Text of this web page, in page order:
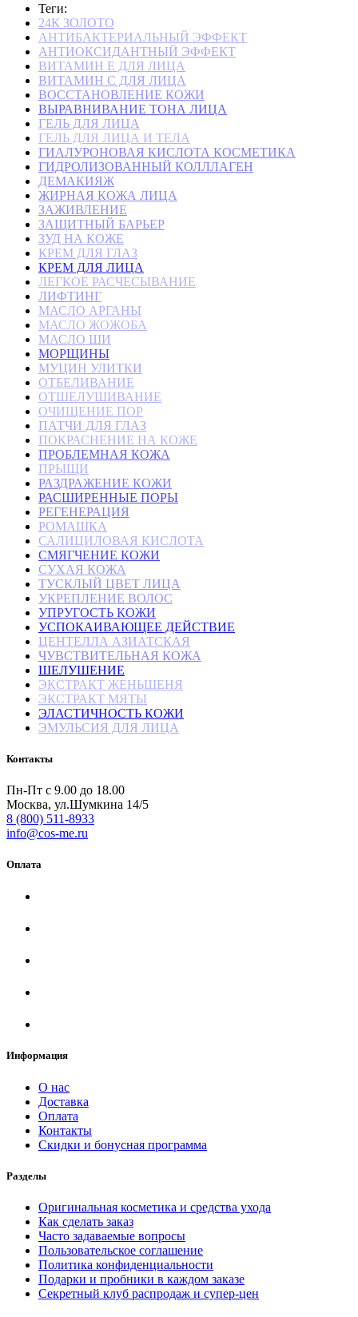
Теги:
24К ЗОЛОТО
АНТИБАКТЕРИАЛЬНЫЙ ЭФФЕКТ
АНТИОКСИДАНТНЫЙ ЭФФЕКТ
ВИТАМИН Е ДЛЯ ЛИЦА
ВИТАМИН С ДЛЯ ЛИЦА
ВОССТАНОВЛЕНИЕ КОЖИ
ВЫРАВНИВАНИЕ ТОНА ЛИЦА
ГЕЛЬ ДЛЯ ЛИЦА
ГЕЛЬ ДЛЯ ЛИЦА И ТЕЛА
ГИАЛУРОНОВАЯ КИСЛОТА КОСМЕТИКА
ГИДРОЛИЗОВАННЫЙ КОЛЛЛАГЕН
ДЕМАКИЯЖ
ЖИРНАЯ КОЖА ЛИЦА
ЗАЖИВЛЕНИЕ
ЗАЩИТНЫЙ БАРЬЕР
ЗУД НА КОЖЕ
КРЕМ ДЛЯ ГЛАЗ
КРЕМ ДЛЯ ЛИЦА
ЛЕГКОЕ РАСЧЕСЫВАНИЕ
ЛИФТИНГ
МАСЛО АРГАНЫ
МАСЛО ЖОЖОБА
МАСЛО ШИ
МОРЩИНЫ
МУЦИН УЛИТКИ
ОТБЕЛИВАНИЕ
ОТШЕЛУШИВАНИЕ
ОЧИЩЕНИЕ ПОР
ПАТЧИ ДЛЯ ГЛАЗ
ПОКРАСНЕНИЕ НА КОЖЕ
ПРОБЛЕМНАЯ КОЖА
ПРЫЩИ
РАЗДРАЖЕНИЕ КОЖИ
РАСШИРЕННЫЕ ПОРЫ
РЕГЕНЕРАЦИЯ
РОМАШКА
САЛИЦИЛОВАЯ КИСЛОТА
СМЯГЧЕНИЕ КОЖИ
СУХАЯ КОЖА
ТУСКЛЫЙ ЦВЕТ ЛИЦА
УКРЕПЛЕНИЕ ВОЛОС
УПРУГОСТЬ КОЖИ
УСПОКАИВАЮЩЕЕ ДЕЙСТВИЕ
ЦЕНТЕЛЛА АЗИАТСКАЯ
ЧУВСТВИТЕЛЬНАЯ КОЖА
ШЕЛУШЕНИЕ
ЭКСТРАКТ ЖЕНЬШЕНЯ
ЭКСТРАКТ МЯТЫ
ЭЛАСТИЧНОСТЬ КОЖИ
ЭМУЛЬСИЯ ДЛЯ ЛИЦА
Контакты
Пн-Пт с 9.00 до 18.00
Москва, ул.Шумкина 14/5
8 (800) 511-8933
info@cos-me.ru
Оплата
Информация
О нас
Доставка
Оплата
Контакты
Скидки и бонусная программа
Разделы
Оригинальная косметика и средства ухода
Как сделать заказ
Часто задаваемые вопросы
Пользовательское соглашение
Политика конфиденциальности
Подарки и пробники в каждом заказе
Секретный клуб распродаж и супер-цен